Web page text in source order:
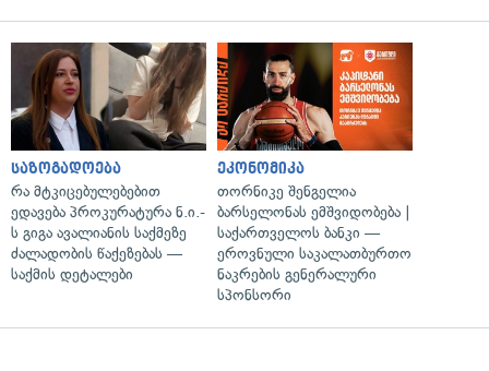
საზოგადოება
რა მტკიცებულებებით
ედავება პროკურატურა ნ.ი.-
ს გიგა ავალიანის საქმეზე
ძალადობის წაქეზებას —
საქმის დეტალები
ეკონომიკა
თორნიკე შენგელია
ბარსელონას ემშვიდობება |
საქართველოს ბანკი —
ეროვნული საკალათბურთო
ნაკრების გენერალური
სპონსორი